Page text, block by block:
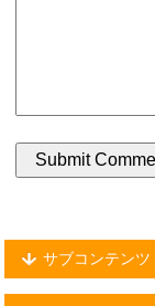
サブコンテンツ